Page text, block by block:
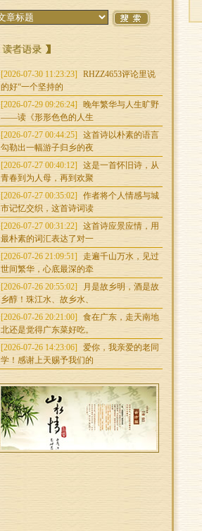
[2026-07-30 11:23:23]
RHZZ4653评论里说
的好“一个坚持的
[2026-07-29 09:26:24]
晚年繁华与人生旷野
——读《形形色色的人生
[2026-07-27 00:44:25]
这首诗以朴素的语言
勾勒出一幅游子归乡的夜
[2026-07-27 00:40:12]
这是一首怀旧诗，从
青春到为人母，再到欢聚
[2026-07-27 00:35:02]
作者将个人情感与城
市记忆交织，这首诗词读
[2026-07-27 00:31:22]
这首诗应景应情，用
最朴素的词汇表达了对一
[2026-07-26 21:09:51]
走遍千山万水，见过
世间繁华，心底最深的牵
[2026-07-26 20:55:02]
月是故乡明，酒是故
乡醇！珠江水、故乡水、
[2026-07-26 20:21:00]
食在广东，走天南地
北还是觉得广东菜好吃。
[2026-07-26 14:23:06]
爱你，我亲爱的老同
学！感谢上天赐予我们的